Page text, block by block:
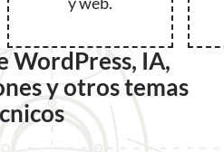
WordPress, IA,
y otros temas